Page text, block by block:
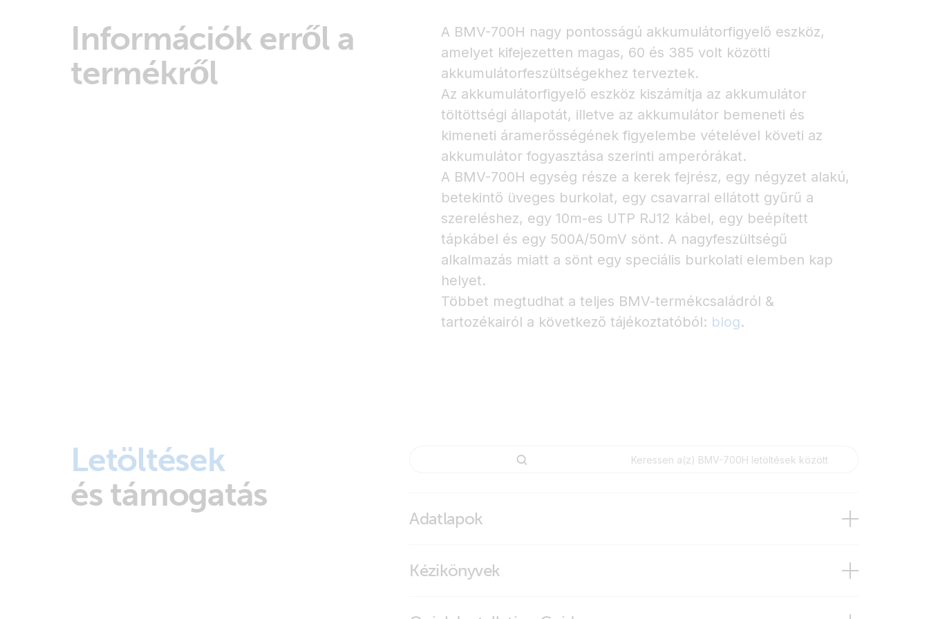
Információk erről a
termékről
A BMV-700H nagy pontosságú akkumulátorfigyelő eszköz,
amelyet kifejezetten magas, 60 és 385 volt közötti
akkumulátorfeszültségekhez terveztek.
Az akkumulátorfigyelő eszköz kiszámítja az akkumulátor
töltöttségi állapotát, illetve az akkumulátor bemeneti és
kimeneti áramerősségének figyelembe vételével követi az
akkumulátor fogyasztása szerinti amperórákat.
A BMV-700H egység része a kerek fejrész, egy négyzet alakú,
betekintő üveges burkolat, egy csavarral ellátott gyűrű a
szereléshez, egy 10m-es UTP RJ12 kábel, egy beépített
tápkábel és egy 500A/50mV sönt. A nagyfeszültségű
alkalmazás miatt a sönt egy speciális burkolati elemben kap
helyet.
Többet megtudhat a teljes BMV-termékcsaládról &
tartozékairól a következő tájékoztatóból: blog.
Letöltések
és támogatás
Adatlapok
Kézikönyvek